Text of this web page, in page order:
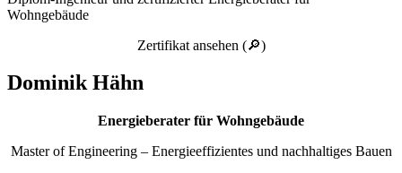
Wohngebäude
Zertifikat ansehen (🔎)
Dominik Hähn
Energieberater für Wohngebäude
Master of Engineering – Energieeffizientes und nachhaltiges Bauen